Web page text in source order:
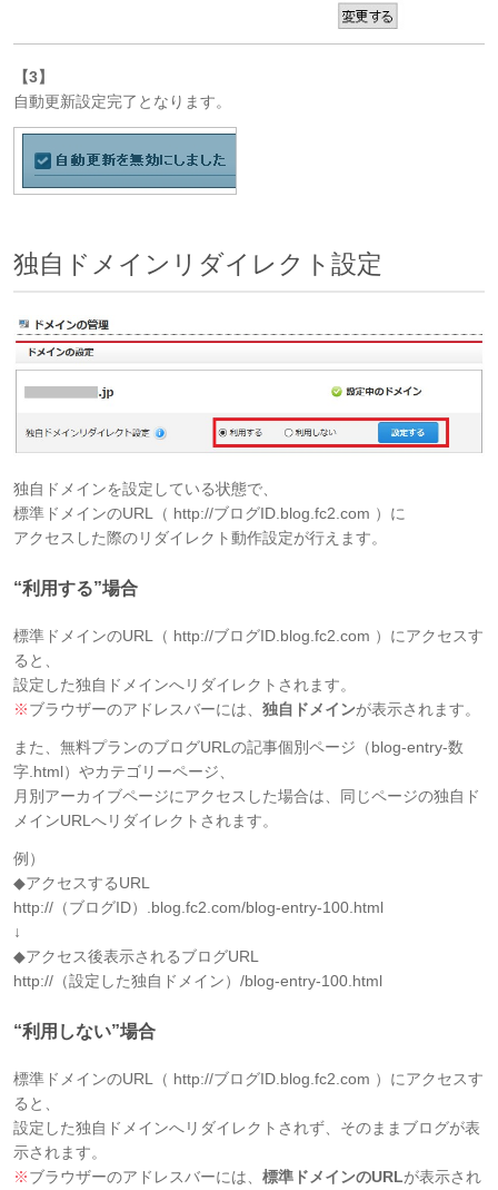
【3】
自動更新設定完了となります。
独自ドメインリダイレクト設定
独自ドメインを設定している状態で、
標準ドメインのURL（ http://ブログID.blog.fc2.com ）に
アクセスした際のリダイレクト動作設定が行えます。
“利用する”場合
標準ドメインのURL
（ http://ブログID.blog.fc2.com ）にアクセスす
ると、
設定した独自ドメインへリダイレクトされます。
※ブラウザーのアドレスバーには、 独自ドメインが表示されます。
また、無料プランのブログURLの記事個別ページ（blog-entry-数
字.html）やカテゴリーページ、
月別アーカイブページにアクセスした場合は、同じページの独自ド
メインURLへリダイレクトされます。
例）
◆アクセスするURL
http://（ブログID）.blog.fc2.com/blog-entry-100.html
↓
◆アクセス後表示されるブログURL
http://（設定した独自ドメイン）/blog-entry-100.html
“利用しない”場合
標準ドメインのURL
（ http://ブログID.blog.fc2.com ）にアクセスす
ると、
設定した独自ドメインへリダイレクトされず、そのままブログが表
示されます。
※ブラウザーのアドレスバーには、 標準ドメインのURLが表示され